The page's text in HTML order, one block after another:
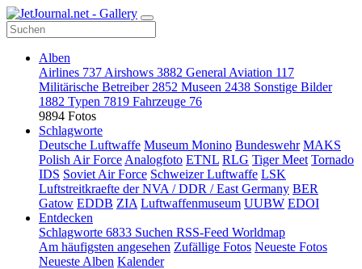
Alben
Airlines 737 Airshows 3882 General Aviation 117
Militärische Betreiber 2852 Museen 2438 Sonstige Bilder
1882 Typen 7819 Fahrzeuge 76
9894 Fotos
Schlagworte
Deutsche Luftwaffe Museum Monino Bundeswehr MAKS
Polish Air Force Analogfoto ETNL RLG Tiger Meet Tornado
IDS Soviet Air Force Schweizer Luftwaffe LSK
Luftstreitkraefte der NVA / DDR / East Germany BER
Gatow EDDB ZIA Luftwaffenmuseum UUBW EDOI
Entdecken
Schlagworte 6833 Suchen RSS-Feed Worldmap
Am häufigsten angesehen Zufällige Fotos Neueste Fotos
Neueste Alben Kalender